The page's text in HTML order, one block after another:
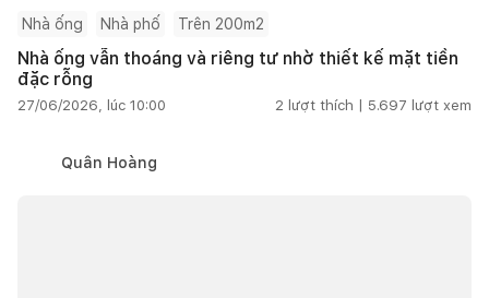
Nhà ống Nhà phố Trên 200m2
Nhà ống vẫn thoáng và riêng tư nhờ thiết kế mặt tiền
đặc rỗng
27/06/2026, lúc 10:00 2 lượt thích | 5.697 lượt xem
Quân Hoàng